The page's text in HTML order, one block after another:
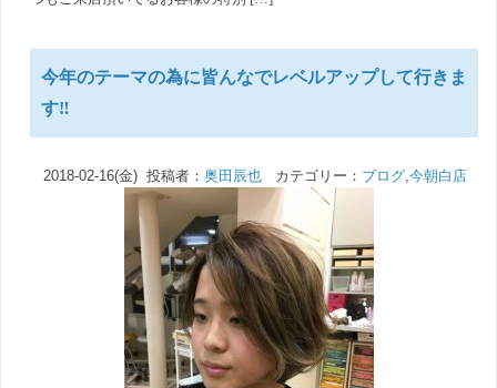
今年のテーマの為に皆んなでレベルアップして行きま
す‼︎
2018-02-16(金) 投稿者： 奥田辰也カテゴリー： ブログ,今朝白店